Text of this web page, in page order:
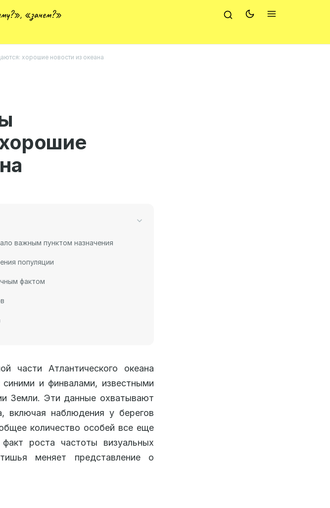
«зачем?»
хорошие новости из океана
важным пунктом назначения
популяции
фактом
части Атлантического океана
и финвалами, известными
Земли. Эти данные охватывают
наблюдения у берегов
количество особей все еще
роста частоты визуальных
меняет представление о